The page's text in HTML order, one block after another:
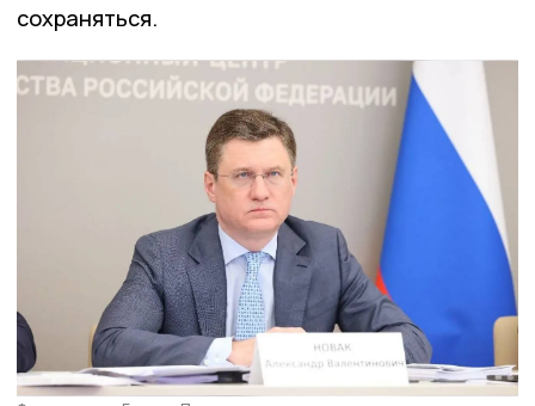
сохраняться.